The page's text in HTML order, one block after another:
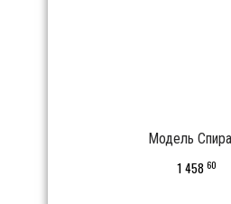
Модель
1 458 60